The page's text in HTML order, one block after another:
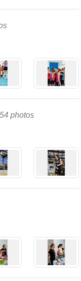
54 photos